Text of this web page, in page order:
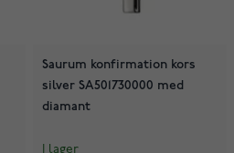
Saurum konfirmation kors
silver SA501730000 med
diamant
I lager